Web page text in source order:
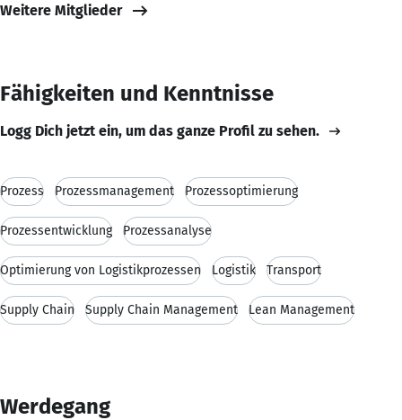
Weitere Mitglieder
Fähigkeiten und Kenntnisse
Logg Dich jetzt ein, um das ganze Profil zu sehen.
Prozess Prozessmanagement Prozessoptimierung
Prozessentwicklung Prozessanalyse
Optimierung von Logistikprozessen Logistik Transport
Supply Chain Supply Chain Management Lean Management
Werdegang